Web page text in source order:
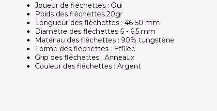
Joueur de fléchettes : Oui
Poids des fléchettes 20gr
Longueur des fléchettes : 46-50 mm
Diamètre des fléchettes 6 - 6,5 mm
Matériau des fléchettes : 90% tungstène
Forme des fléchettes : Effilée
Grip des fléchettes : Anneaux
Couleur des fléchettes : Argent